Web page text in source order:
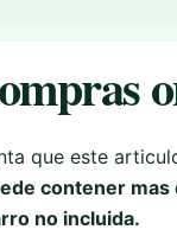
que este
contener mas
no incluida.